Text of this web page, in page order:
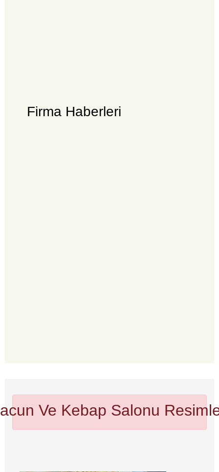
Firma Haberleri
Ve Kebap Salonu